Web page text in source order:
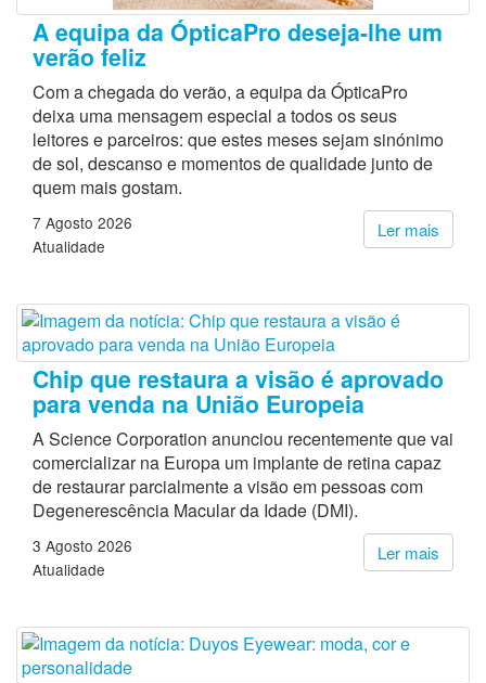
A equipa da ÓpticaPro deseja-lhe um
verão feliz
Com a chegada do verão, a equipa da ÓpticaPro
deixa uma mensagem especial a todos os seus
leitores e parceiros: que estes meses sejam sinónimo
de sol, descanso e momentos de qualidade junto de
quem mais gostam.
Ler mais
7 Agosto 2026
Atualidade
Chip que restaura a visão é aprovado
para venda na União Europeia
A Science Corporation anunciou recentemente que vai
comercializar na Europa um implante de retina capaz
de restaurar parcialmente a visão em pessoas com
Degenerescência Macular da Idade (DMI).
Ler mais
3 Agosto 2026
Atualidade